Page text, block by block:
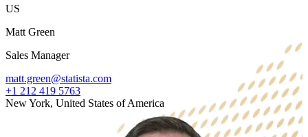
US
Matt Green
Sales Manager
matt.green@statista.com
+1 212 419 5763
New York, United States of America